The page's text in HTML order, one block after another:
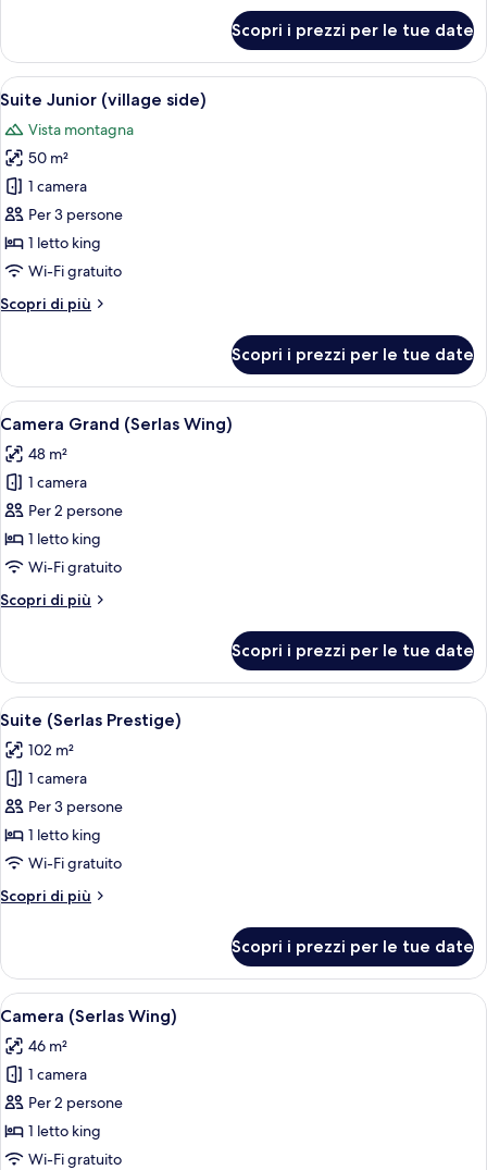
(Beau
Rivage)
Scopri i prezzi per le tue date
Apri
tutte
le
foto
per
Suite
Junior
(village
Camera d'albergo con un letto
4
Suite Junior (village side)
Vista montagna
50 m²
1 camera
Per 3 persone
1 letto king
Wi-Fi gratuito
Scopri di più
Altri
Junior
(village
side)
Scopri i prezzi per le tue date
Apri
tutte
le
foto
per
Camera
Grand
Wing)
Camera d'hotel moderna con un
1
Camera Grand (Serlas Wing)
48 m²
1 camera
Per 2 persone
1 letto king
Wi-Fi gratuito
Scopri di più
Altri
Grand
(Serlas
Wing)
Scopri i prezzi per le tue date
Apri
tutte
le
foto
per
Suite
(Serlas
Un soggiorno moderno con soffitto
1
Suite (Serlas Prestige)
102 m²
1 camera
Per 3 persone
1 letto king
Wi-Fi gratuito
Scopri di più
Altri
(Serlas
Prestige)
Scopri i prezzi per le tue date
Apri
tutte
le
foto
per
Camera
(Serlas
Camera d'albergo moderna con un
1
Camera (Serlas Wing)
46 m²
1 camera
Per 2 persone
1 letto king
Wi-Fi gratuito